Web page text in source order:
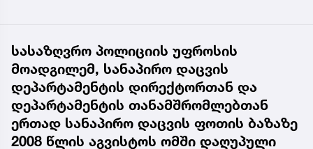
სასაზღვრო პოლიციის უფროსის
მოადგილემ, სანაპირო დაცვის
დეპარტამენტის დირექტორთან და
დეპარტამენტის თანამშრომლებთან
ერთად სანაპირო დაცვის ფოთის ბაზაზე
2008 წლის აგვისტოს ომში დაღუპული